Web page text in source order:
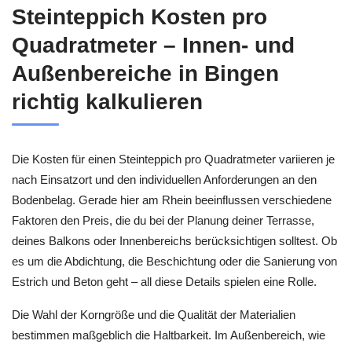
Steinteppich Kosten pro
Quadratmeter – Innen- und
Außenbereiche in Bingen
richtig kalkulieren
Die Kosten für einen Steinteppich pro Quadratmeter variieren je
nach Einsatzort und den individuellen Anforderungen an den
Bodenbelag. Gerade hier am Rhein beeinflussen verschiedene
Faktoren den Preis, die du bei der Planung deiner Terrasse,
deines Balkons oder Innenbereichs berücksichtigen solltest. Ob
es um die Abdichtung, die Beschichtung oder die Sanierung von
Estrich und Beton geht – all diese Details spielen eine Rolle.
Die Wahl der Korngröße und die Qualität der Materialien
bestimmen maßgeblich die Haltbarkeit. Im Außenbereich, wie